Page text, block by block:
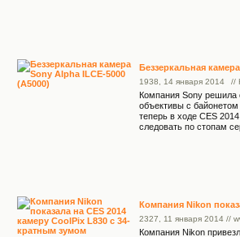
Беззеркальная
1938 , 14 января 2014 //
Компания Sony решила
объективы с
теперь в ходе CES
следовать по стопам
Компания Nikon
2327 , 11 января 2014 //
Компания Nikon